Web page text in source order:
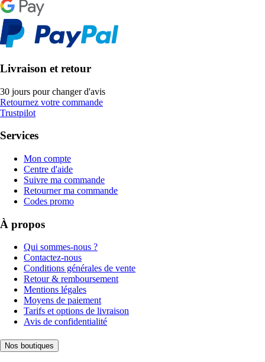
Livraison et retour
30 jours pour changer d'avis
Retournez votre commande
Trustpilot
Services
Mon compte
Centre d'aide
Suivre ma commande
Retourner ma commande
Codes promo
À propos
Qui sommes-nous ?
Contactez-nous
Conditions générales de vente
Retour & remboursement
Mentions légales
Moyens de paiement
Tarifs et options de livraison
Avis de confidentialité
Nos boutiques